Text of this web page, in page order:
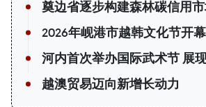
奠边省逐步构建森林碳信用
2026年岘港市越韩文化节开幕
河内首次举办国际武术节 展
越澳贸易迈向新增长动力